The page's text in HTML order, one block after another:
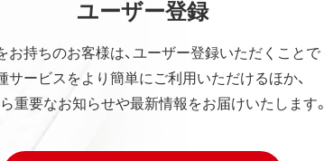
ユーザー登録
お持ちのお客様は、ユーザー登録いただくことで
サービスをより簡単にご利用いただけるほか、
重要なお知らせや最新情報をお届けいたします。